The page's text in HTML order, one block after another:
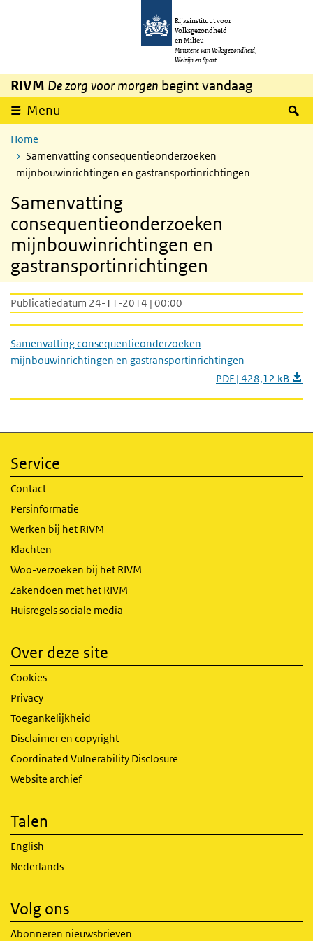
Overslaan en naar de inhoud gaan
Rijksinstituut voor
Volksgezondheid
en Milieu
Ministerie van Volksgezondheid,
Welzijn en Sport
RIVM De zorg voor morgen begint vandaag
Menu
Home
Samenvatting consequentieonderzoeken
mijnbouwinrichtingen en gastransportinrichtingen
Samenvatting
consequentieonderzoeken
mijnbouwinrichtingen en
gastransportinrichtingen
Publicatiedatum 24-11-2014 | 00:00
Samenvatting consequentieonderzoeken
mijnbouwinrichtingen en gastransportinrichtingen
PDF | 428,12 kB
Service
Contact
Persinformatie
Werken bij het RIVM
Klachten
Woo-verzoeken bij het RIVM
Zakendoen met het RIVM
Huisregels sociale media
Over deze site
Cookies
Privacy
Toegankelijkheid
Disclaimer en copyright
Coordinated Vulnerability Disclosure
Website archief
Talen
English
Nederlands
Volg ons
Abonneren nieuwsbrieven